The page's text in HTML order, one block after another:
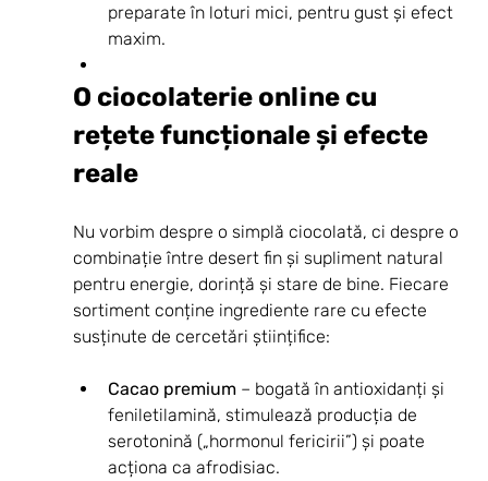
preparate în loturi mici, pentru gust și efect
maxim.
O ciocolaterie online cu
rețete funcționale și efecte
reale
Nu vorbim despre o simplă ciocolată, ci despre o
combinație între desert fin și supliment natural
pentru energie, dorință și stare de bine. Fiecare
sortiment conține ingrediente rare cu efecte
susținute de cercetări științifice:
Cacao premium – bogată în antioxidanți și
feniletilamină, stimulează producția de
serotonină („hormonul fericirii”) și poate
acționa ca afrodisiac.